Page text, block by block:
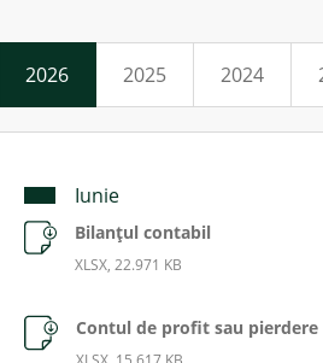
2026 2025 2024
Iunie
Bilanțul contabil
XLSX, 22.971 KB
Contul de profit sau pierdere